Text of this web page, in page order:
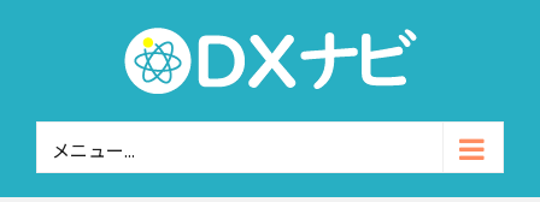
メニュー...